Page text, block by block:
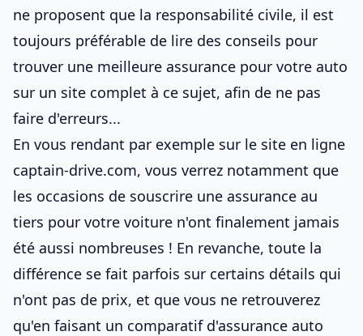
ne proposent que la responsabilité civile, il est
toujours préférable de lire des conseils pour
trouver une meilleure assurance pour votre auto
sur un site complet à ce sujet, afin de ne pas
faire d'erreurs...
En vous rendant par exemple sur le site en ligne
captain-drive.com, vous verrez notamment que
les occasions de souscrire une assurance au
tiers pour votre voiture n'ont finalement jamais
été aussi nombreuses ! En revanche, toute la
différence se fait parfois sur certains détails qui
n'ont pas de prix, et que vous ne retrouverez
qu'en faisant un comparatif d'assurance auto